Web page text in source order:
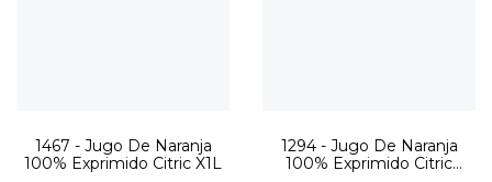
1467 - Jugo De Naranja
100% Exprimido Citric X1L
1294 - Jugo De Naranja
100% Exprimido Citric